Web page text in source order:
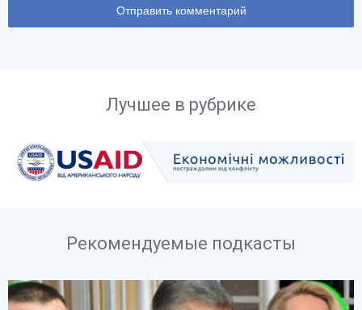
Лучшее в рубрике
Рекомендуемые подкасты